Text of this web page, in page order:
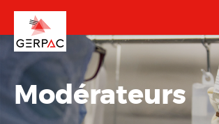
Modérateurs